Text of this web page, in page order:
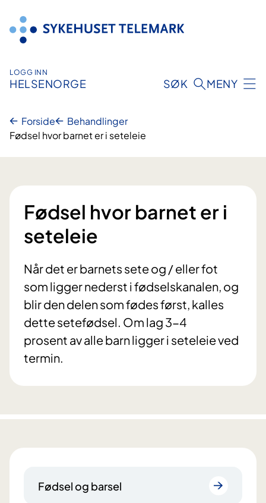
innhold
LOGG INN
HELSENORGE SØK MENY
Forside
Behandlinger
Fødsel hvor barnet er i seteleie
Fødsel hvor barnet er i
seteleie
Når det er barnets sete og / eller fot
som ligger nederst i fødselskanalen, og
blir den delen som fødes først, kalles
dette setefødsel. Om lag 3-4
prosent av alle barn ligger i seteleie ved
termin.
Fødsel og barsel